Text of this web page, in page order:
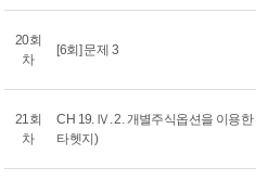
20회
차
[6회] 문제 3
21회
차
CH 19. Ⅳ. 2. 개별주식옵션을 이용한
타헷지)